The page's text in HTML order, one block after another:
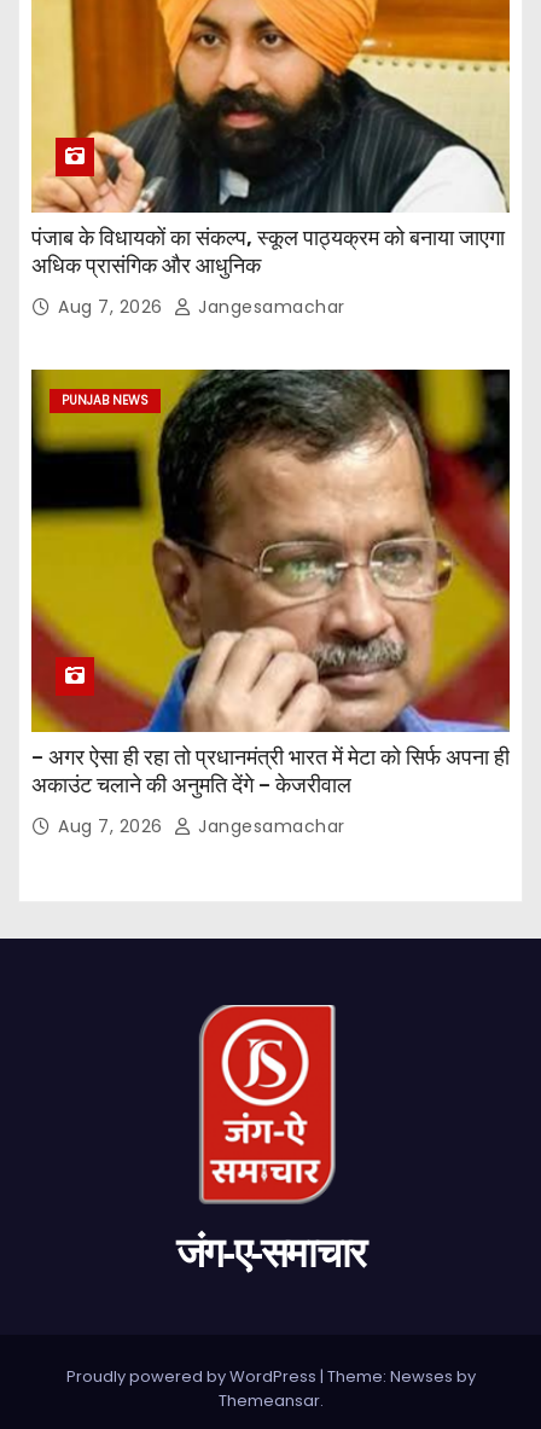
पंजाब के विधायकों का संकल्प, स्कूल पाठ्यक्रम को बनाया जाएगा
अधिक प्रासंगिक और आधुनिक
Aug 7, 2026 Jangesamachar
PUNJAB NEWS
– अगर ऐसा ही रहा तो प्रधानमंत्री भारत में मेटा को सिर्फ अपना ही
अकाउंट चलाने की अनुमति देंगे – केजरीवाल
Aug 7, 2026 Jangesamachar
जंग-ए-समाचार
Proudly powered by WordPress | Theme: Newses by
Themeansar.